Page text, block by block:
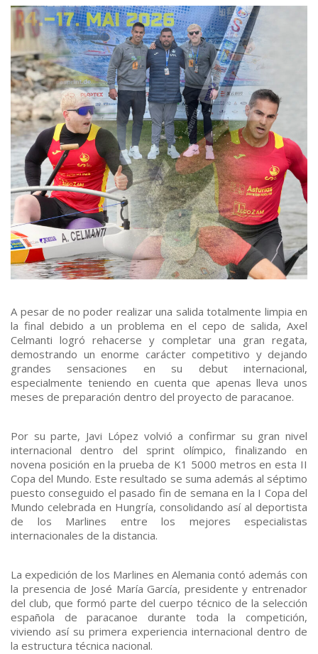
A pesar de no poder realizar una salida totalmente limpia en
la final debido a un problema en el cepo de salida, Axel
Celmanti logró rehacerse y completar una gran regata,
demostrando un enorme carácter competitivo y dejando
grandes sensaciones en su debut internacional,
especialmente teniendo en cuenta que apenas lleva unos
meses de preparación dentro del proyecto de paracanoe.
Por su parte, Javi López volvió a confirmar su gran nivel
internacional dentro del sprint olímpico, finalizando en
novena posición en la prueba de K1 5000 metros en esta II
Copa del Mundo. Este resultado se suma además al séptimo
puesto conseguido el pasado fin de semana en la I Copa del
Mundo celebrada en Hungría, consolidando así al deportista
de los Marlines entre los mejores especialistas
internacionales de la distancia.
La expedición de los Marlines en Alemania contó además con
la presencia de José María García, presidente y entrenador
del club, que formó parte del cuerpo técnico de la selección
española de paracanoe durante toda la competición,
viviendo así su primera experiencia internacional dentro de
la estructura técnica nacional.